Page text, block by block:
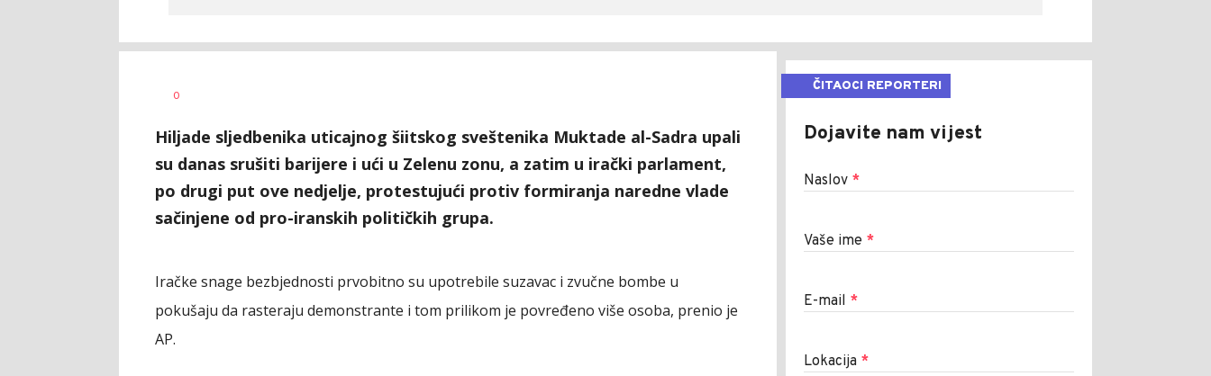
AUTOR
0
Hiljade sljedbenika uticajnog šiitskog sveštenika Muktade al-Sadra upali
su danas srušiti barijere i ući u Zelenu zonu, a zatim u irački parlament,
po drugi put ove nedjelje, protestujući protiv formiranja naredne vlade
sačinjene od pro-iranskih političkih grupa.
Iračke snage bezbjednosti prvobitno su upotrebile suzavac i zvučne bombe u
pokušaju da rasteraju demonstrante i tom prilikom je povređeno više osoba, prenio je
AP.
ČITAOCI REPORTERI
Dojavite nam vijest
Naslov *
Vaše ime *
E-mail *
Lokacija *